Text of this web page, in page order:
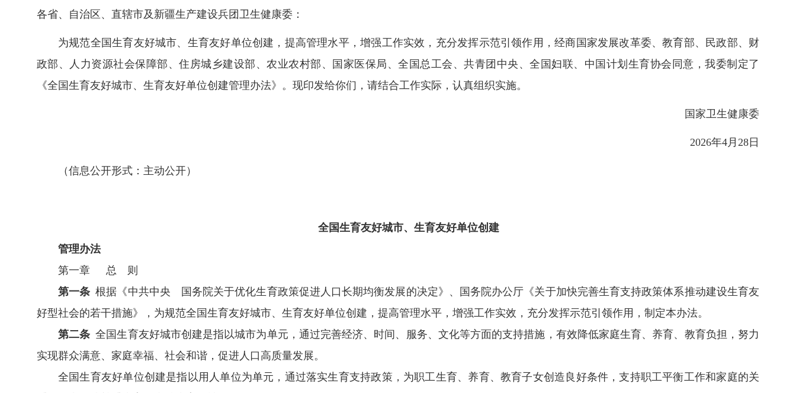
各省、自治区、直辖市及新疆生产建设兵团卫生健康委：
为规范全国生育友好城市、生育友好单位创建，提高管理水平，增强工作实效，充分发挥示范引领作用，经商国家发展改革委、教育部、民政部、财
政部、人力资源社会保障部、住房城乡建设部、农业农村部、国家医保局、全国总工会、共青团中央、全国妇联、中国计划生育协会同意，我委制定了
《全国生育友好城市、生育友好单位创建管理办法》。现印发给你们，请结合工作实际，认真组织实施。
国家卫生健康委
2026年4月28日
（信息公开形式：主动公开）
全国生育友好城市、生育友好单位创建
管理办法
第一章 总 则
第一条 根据《中共中央 国务院关于优化生育政策促进人口长期均衡发展的决定》、国务院办公厅《关于加快完善生育支持政策体系推动建设生育友
好型社会的若干措施》，为规范全国生育友好城市、生育友好单位创建，提高管理水平，增强工作实效，充分发挥示范引领作用，制定本办法。
第二条 全国生育友好城市创建是指以城市为单元，通过完善经济、时间、服务、文化等方面的支持措施，有效降低家庭生育、养育、教育负担，努力
实现群众满意、家庭幸福、社会和谐，促进人口高质量发展。
全国生育友好单位创建是指以用人单位为单元，通过落实生育支持政策，为职工生育、养育、教育子女创造良好条件，支持职工平衡工作和家庭的关